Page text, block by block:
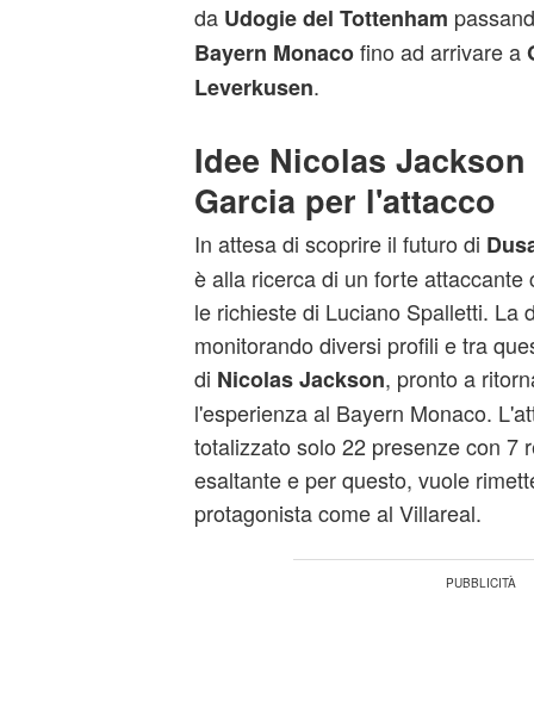
da Udogie del Tottenham
Bayern Monacofino ad arrivare a
Leverkusen.
Idee Nicolas
Garcia per l'attacco
In attesa di scoprire il futuro di
è alla ricerca di un forte attaccante
le richieste di Luciano Spalletti. La
monitorando diversi profili e tra
di Nicolas Jackson, pronto a
l'esperienza al Bayern Monaco.
totalizzato solo 22 presenze con 7
esaltante e per questo, vuole
protagonista come al Villareal.